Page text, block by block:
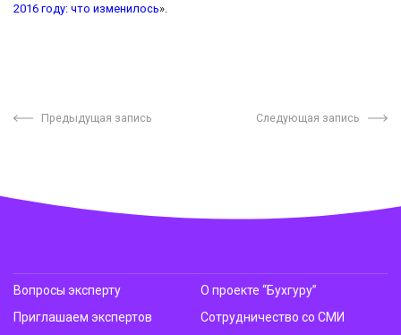
2016 году: что изменилось».
Предыдущая запись Следующая запись
Вопросы эксперту
Приглашаем экспертов
О проекте “Бухгуру”
Сотрудничество со СМИ